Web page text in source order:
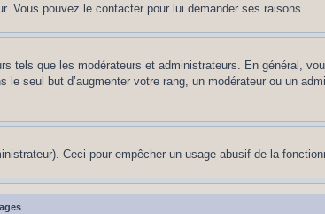
Vous pouvez le contacter pour lui demander ses raisons.
tels que les modérateurs et administrateurs. En général,
seul but d’augmenter votre rang, un modérateur ou un
Ceci pour empêcher un usage abusif de la